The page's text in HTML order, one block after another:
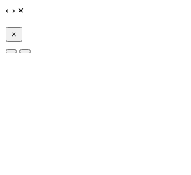
‹ › ×
×